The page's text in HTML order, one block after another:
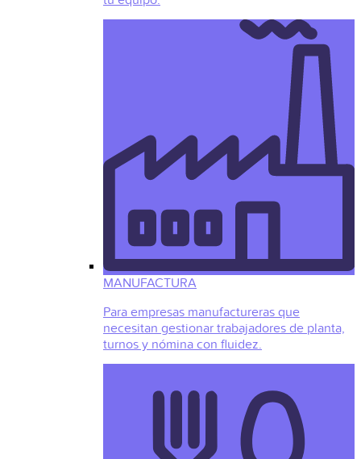
MANUFACTURA
Para empresas manufactureras que
necesitan gestionar trabajadores de planta,
turnos y nómina con fluidez.